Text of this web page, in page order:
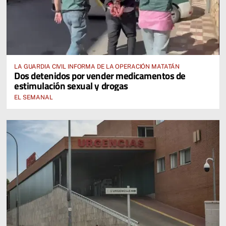
LA GUARDIA CIVIL INFORMA DE LA OPERACIÓN MATATÁN
Dos detenidos por vender medicamentos de
estimulación sexual y drogas
EL SEMANAL